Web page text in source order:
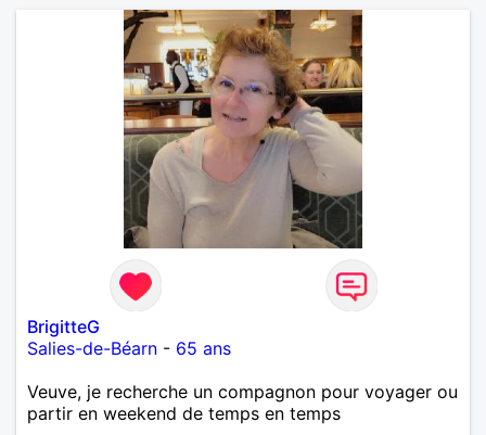
BrigitteG
Salies-de-Béarn - 65 ans
Veuve, je recherche un compagnon pour voyager ou
partir en weekend de temps en temps